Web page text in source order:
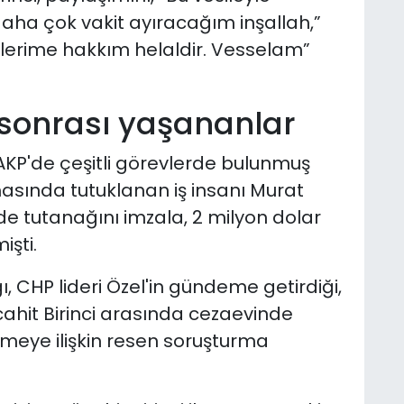
çok vakit ayıracağım inşallah,”
hakkım helaldir. Vesselam”
yaşananlar
çeşitli görevlerde bulunmuş
tutuklanan iş insanı Murat
tutanağını imzala, 2 milyon dolar
CHP lideri Özel'in gündeme getirdiği,
Birinci arasında cezaevinde
ilişkin resen soruşturma